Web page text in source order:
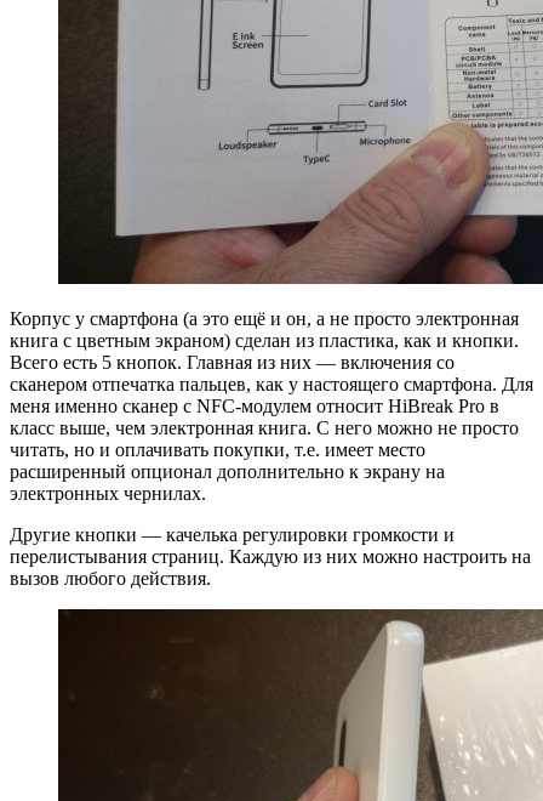
Корпус у смартфона (а это ещё и он, а не просто электронная
книга с цветным экраном) сделан из пластика, как и кнопки.
Всего есть 5 кнопок. Главная из них — включения со
сканером отпечатка пальцев, как у настоящего смартфона. Для
меня именно сканер с NFC-модулем относит HiBreak Pro в
класс выше, чем электронная книга. С него можно не просто
читать, но и оплачивать покупки, т.е. имеет место
расширенный опционал дополнительно к экрану на
электронных чернилах.
Другие кнопки — качелька регулировки громкости и
перелистывания страниц. Каждую из них можно настроить на
вызов любого действия.